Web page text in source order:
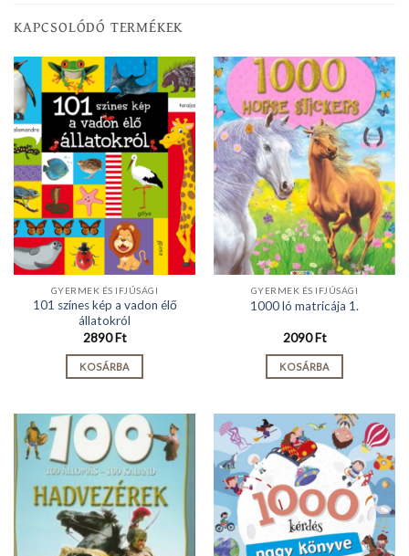
KAPCSOLÓDÓ TERMÉKEK
GYERMEK ÉS IFJÚSÁGI
101 színes kép a vadon élő
állatokról
2890Ft
KOSÁRBA
GYERMEK ÉS IFJÚSÁGI
1000 ló matricája 1.
2090Ft
KOSÁRBA